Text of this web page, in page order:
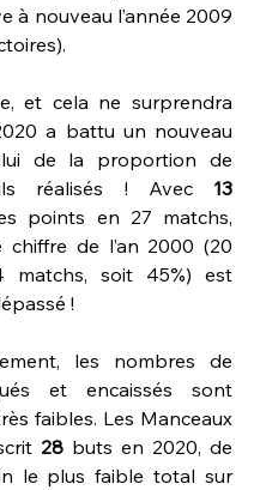
à nouveau l’année 2009
et cela ne surprendra
a battu un nouveau
de la proportion de
réalisés ! Avec
points en 27 matchs,
chiffre de l’an 2000 (20
matchs, soit 45%) est
!
les nombres de
et encaissés sont
faibles. Les Manceaux
28 buts en 2020, de
le plus faible total sur